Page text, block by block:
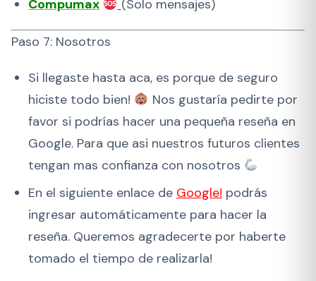
Compumax
(Solo mensajes)
Paso 7: Nosotros
Si llegaste hasta aca, es porque de seguro
hiciste todo bien!
Nos gustaría pedirte por
favor si podrías hacer una pequeña reseña en
Google. Para que asi nuestros futuros clientes
tengan mas confianza con nosotros
En el siguiente enlace de Google! podrás
ingresar automáticamente para hacer la
reseña. Queremos agradecerte por haberte
tomado el tiempo de realizarla!